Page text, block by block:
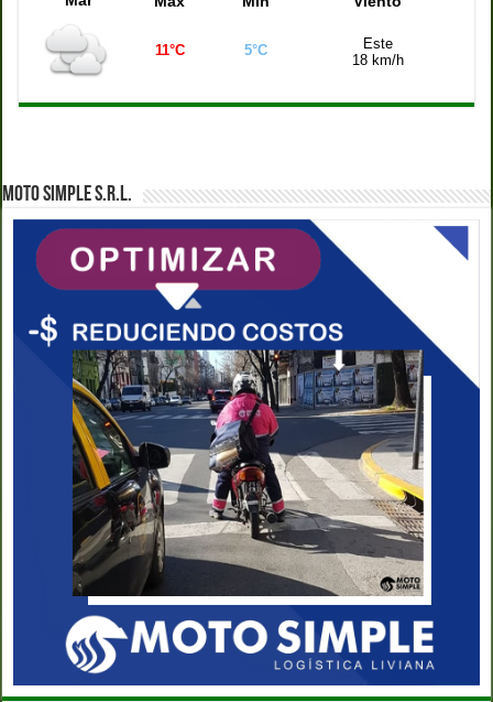
11°C 5°C
Este
18 km/h
MOTO SIMPLE S.R.L.